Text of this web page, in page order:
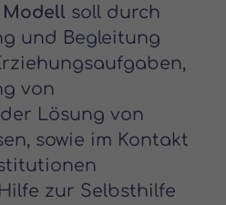
soll durch
und Begleitung
von
Lösung von
sowie im Kontakt
zur Selbsthilfe